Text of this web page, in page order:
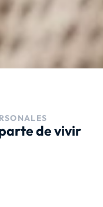
de vivir